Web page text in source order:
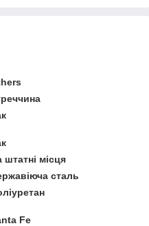
штатні місця
сталь
Fe